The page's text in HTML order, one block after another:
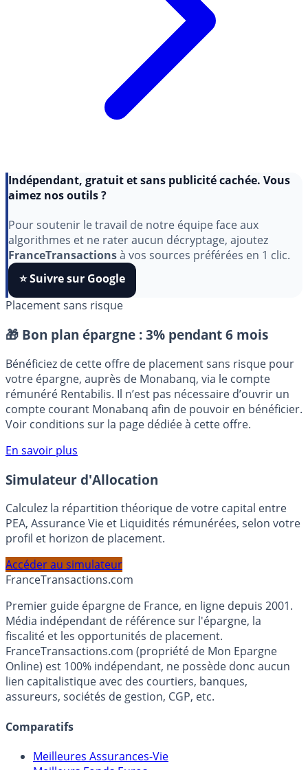
aimez nos outils ?
Pour soutenir le travail de notre équipe face aux
algorithmes et ne rater aucun décryptage, ajoutez
FranceTransactionsà vos sources préférées en 1 clic.
⭐️ Suivre sur Google
Placement sans risque
🎁 Bon plan épargne : 3% pendant 6 mois
Bénéficiez de cette offre de placement sans risque pour
votre épargne, auprès de Monabanq, via le compte
rémunéré Rentabilis. Il n’est pas nécessaire d’ouvrir un
Voir conditions sur la page dédiée à cette offre.
En savoir plus
Simulateur d'Allocation
Calculez la répartition théorique de votre capital entre
profil et horizon de placement.
FranceTransactions.com
Premier guide épargne de France, en ligne depuis 2001.
Média indépendant de référence sur l'épargne, la
fiscalité et les opportunités de placement.
FranceTransactions.com (propriété de Mon Epargne
Online) est 100% indépendant, ne possède donc aucun
assureurs, sociétés de gestion, CGP, etc.
Comparatifs